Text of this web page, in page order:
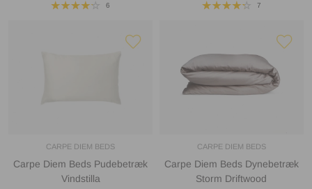
6 7
CARPE DIEM BEDS
Carpe Diem Beds Pudebetræk
Vindstilla
CARPE DIEM BEDS
Carpe Diem Beds Dynebetræk
Storm Driftwood